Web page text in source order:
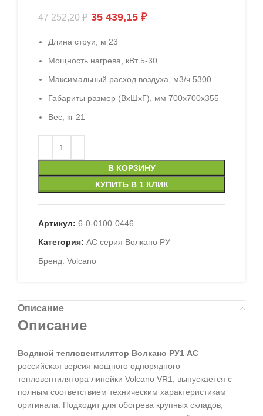
47 252,20₽ 35 439,15 ₽
Длина струи, м 23
Мощность нагрева, кВт 5-30
Максимальный расход воздуха, м3/ч 5300
Габариты размер (ВхШхГ), мм 700x700x355
Вес, кг 21
В КОРЗИНУ
КУПИТЬ В 1 КЛИК
Артикул: 6-0-0100-0446
Категория: AC серия Волкано РУ
Бренд: Volcano
Описание
Описание
Водяной тепловентилятор Волкано РУ1 АС —
российская версия мощного однорядного
тепловентилятора линейки Volcano VR1, выпускается с
полным соответствием техническим характеристикам
оригинала. Подходит для обогрева крупных складов,